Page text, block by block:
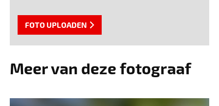
FOTO UPLOADEN
Meer van deze fotograaf